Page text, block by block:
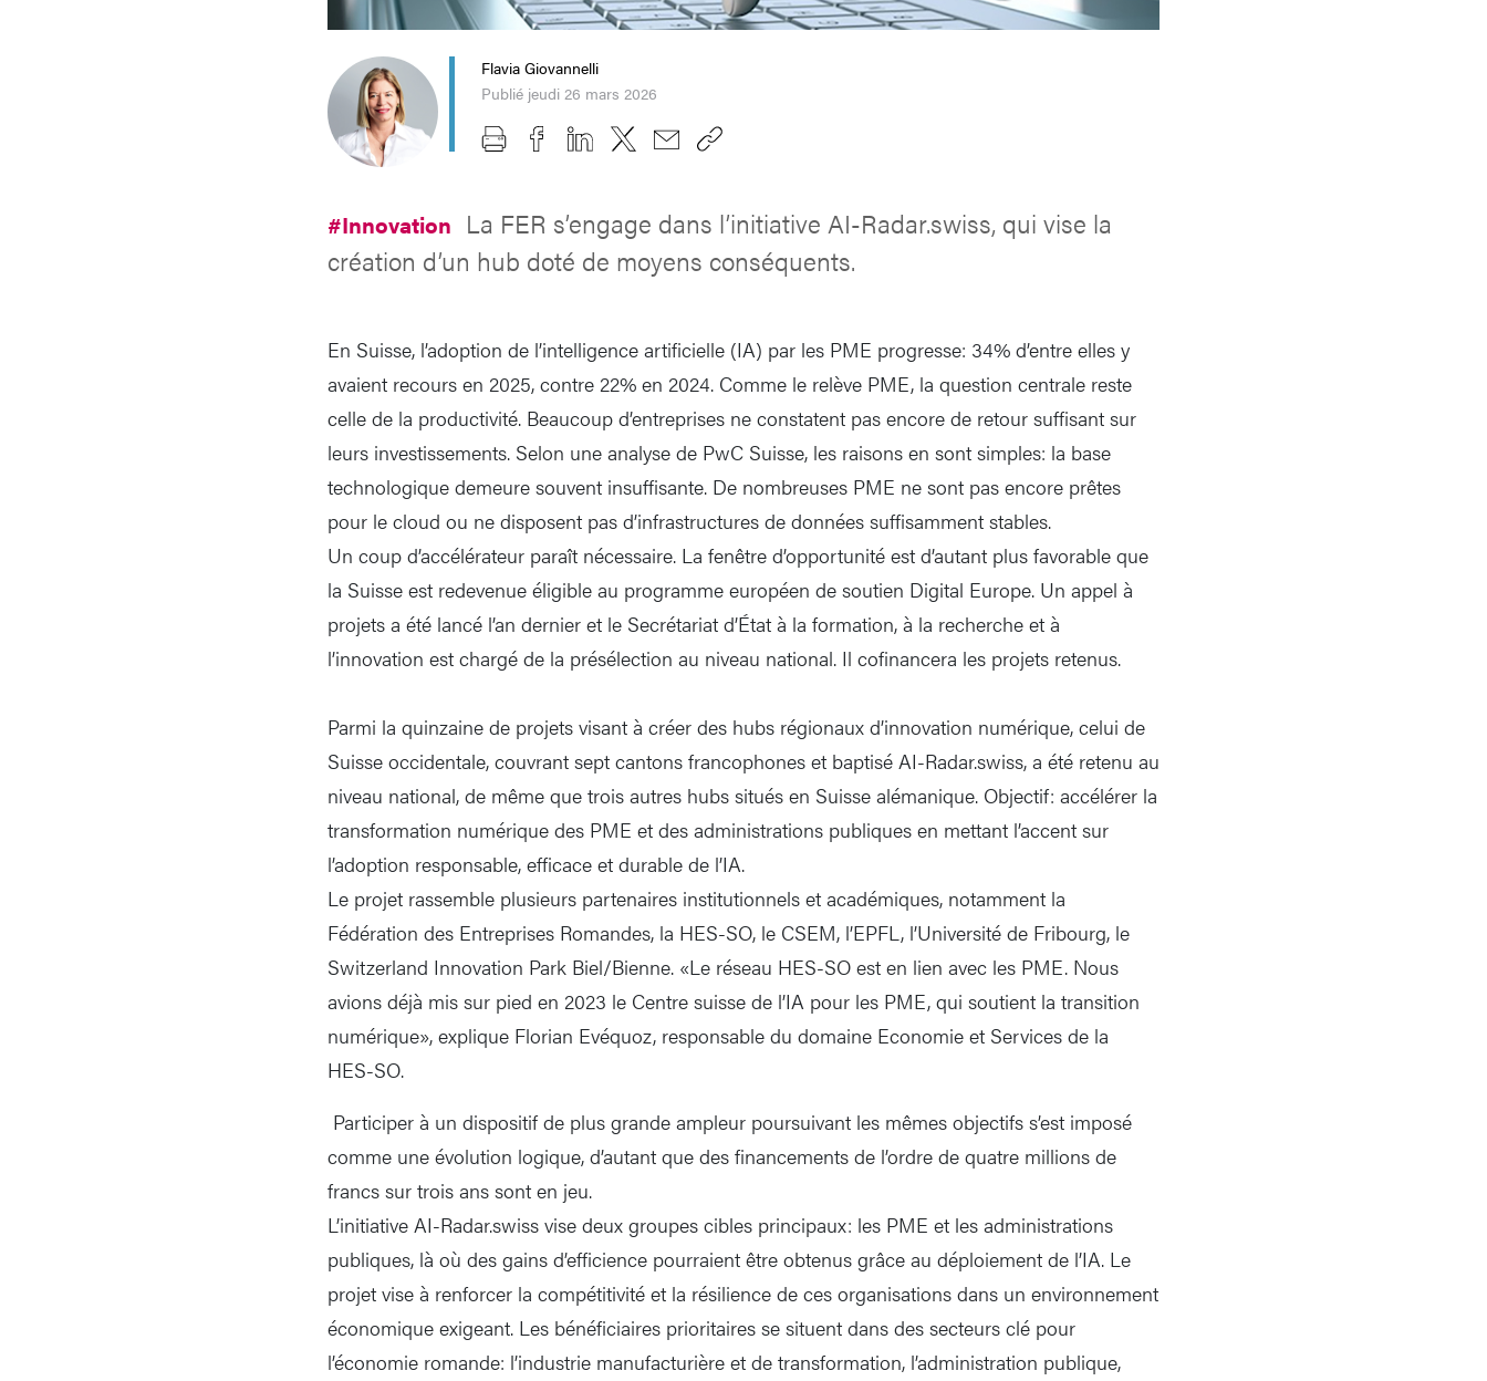
Flavia Giovannelli
Publié jeudi 26 mars 2026
#Innovation La FER s’engage dans l’initiative AI-Radar.swiss, qui vise la
création d’un hub doté de moyens conséquents.
En Suisse, l’adoption de l’intelligence artificielle (IA) par les PME progresse: 34% d’entre elles y
avaient recours en 2025, contre 22% en 2024. Comme le relève PME, la question centrale reste
celle de la productivité. Beaucoup d’entreprises ne constatent pas encore de retour suffisant sur
leurs investissements. Selon une analyse de PwC Suisse, les raisons en sont simples: la base
technologique demeure souvent insuffisante. De nombreuses PME ne sont pas encore prêtes
pour le cloud ou ne disposent pas d’infrastructures de données suffisamment stables.
Un coup d’accélérateur paraît nécessaire. La fenêtre d’opportunité est d’autant plus favorable que
la Suisse est redevenue éligible au programme européen de soutien Digital Europe. Un appel à
projets a été lancé l’an dernier et le Secrétariat d’État à la formation, à la recherche et à
l’innovation est chargé de la présélection au niveau national. Il cofinancera les projets retenus.
Parmi la quinzaine de projets visant à créer des hubs régionaux d’innovation numérique, celui de
Suisse occidentale, couvrant sept cantons francophones et baptisé AI-Radar.swiss, a été retenu au
niveau national, de même que trois autres hubs situés en Suisse alémanique. Objectif: accélérer la
transformation numérique des PME et des administrations publiques en mettant l’accent sur
l’adoption responsable, efficace et durable de l’IA.
Le projet rassemble plusieurs partenaires institutionnels et académiques, notamment la
Fédération des Entreprises Romandes, la HES-SO, le CSEM, l’EPFL, l’Université de Fribourg, le
Switzerland Innovation Park Biel/Bienne. «Le réseau HES-SO est en lien avec les PME. Nous
avions déjà mis sur pied en 2023 le Centre suisse de l’IA pour les PME, qui soutient la transition
numérique», explique Florian Evéquoz, responsable du domaine Economie et Services de la
HES-SO.
Participer à un dispositif de plus grande ampleur poursuivant les mêmes objectifs s’est imposé
comme une évolution logique, d’autant que des financements de l’ordre de quatre millions de
francs sur trois ans sont en jeu.
L’initiative AI-Radar.swiss vise deux groupes cibles principaux: les PME et les administrations
publiques, là où des gains d’efficience pourraient être obtenus grâce au déploiement de l’IA. Le
projet vise à renforcer la compétitivité et la résilience de ces organisations dans un environnement
économique exigeant. Les bénéficiaires prioritaires se situent dans des secteurs clé pour
l’économie romande: l’industrie manufacturière et de transformation, l’administration publique,